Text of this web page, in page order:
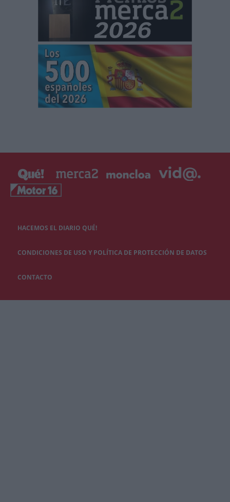
HACEMOS EL DIARIO QUÉ!
CONDICIONES DE USO Y POLÍTICA DE PROTECCIÓN DE DATOS
CONTACTO